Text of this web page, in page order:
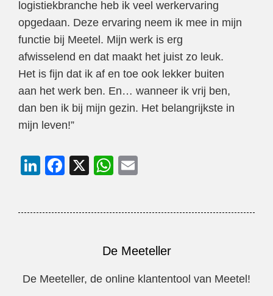
logistiekbranche heb ik veel werkervaring
opgedaan. Deze ervaring neem ik mee in mijn
functie bij Meetel. Mijn werk is erg
afwisselend en dat maakt het juist zo leuk.
Het is fijn dat ik af en toe ook lekker buiten
aan het werk ben. En… wanneer ik vrij ben,
dan ben ik bij mijn gezin. Het belangrijkste in
mijn leven!”
Li
F
o
X
W
A
p
De Meeteller
De Meeteller, de online klantentool van Meetel!